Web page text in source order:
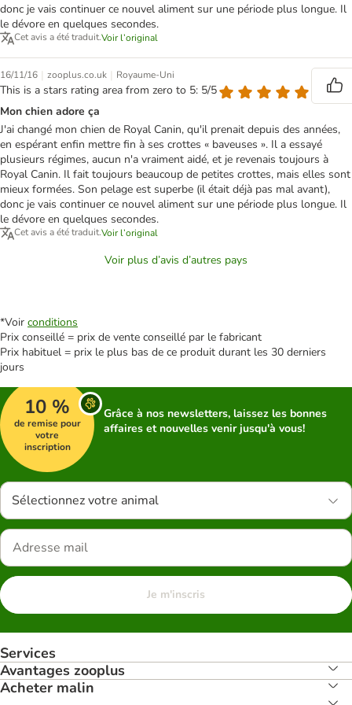
donc je vais continuer ce nouvel aliment sur une période plus longue. Il
le dévore en quelques secondes.
Cet avis a été traduit.Voir l’original
16/11/16 | zooplus.co.uk | Royaume-Uni
This is a stars rating area from zero to 5: 5/5
Mon chien adore ça
J'ai changé mon chien de Royal Canin, qu'il prenait depuis des années,
en espérant enfin mettre fin à ses crottes « baveuses ». Il a essayé
plusieurs régimes, aucun n'a vraiment aidé, et je revenais toujours à
Royal Canin. Il fait toujours beaucoup de petites crottes, mais elles sont
mieux formées. Son pelage est superbe (il était déjà pas mal avant),
donc je vais continuer ce nouvel aliment sur une période plus longue. Il
le dévore en quelques secondes.
Cet avis a été traduit.Voir l’original
Voir plus d’avis d’autres pays
*Voir conditions
Prix conseillé = prix de vente conseillé par le fabricant
Prix habituel = prix le plus bas de ce produit durant les 30 derniers
jours
10 %
de remise pour
votre
inscription
Grâce à nos newsletters, laissez les bonnes
affaires et nouvelles venir jusqu'à vous!
Sélectionnez votre animal
Je m'inscris
Services
Avantages zooplus
Acheter malin